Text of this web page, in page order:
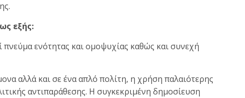
εξής:
πνεύμα ενότητας και ομοψυχίας καθώς και συνεχή
αλλά και σε ένα απλό πολίτη, η χρήση παλαιότερης
αντιπαράθεσης. Η συγκεκριμένη δημοσίευση